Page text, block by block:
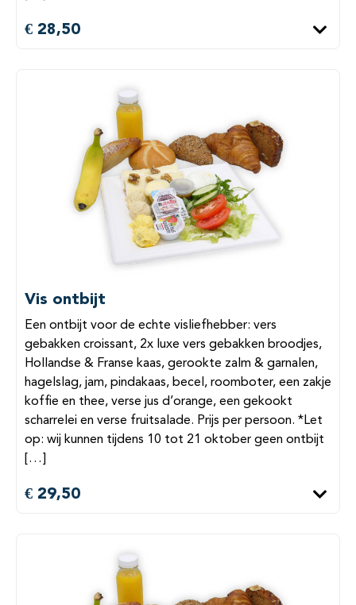
€ 28,50
Vis ontbijt
Een ontbijt voor de echte visliefhebber: vers
gebakken croissant, 2x luxe vers gebakken broodjes,
Hollandse & Franse kaas, gerookte zalm & garnalen,
hagelslag, jam, pindakaas, becel, roomboter, een zakje
koffie en thee, verse jus d’orange, een gekookt
scharrelei en verse fruitsalade. Prijs per persoon. *Let
op: wij kunnen tijdens 10 tot 21 oktober geen ontbijt
[…]
€ 29,50